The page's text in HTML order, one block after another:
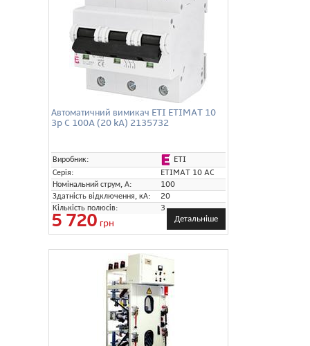
Автоматичний вимикач ETI ETIMAT 10
3p C 100A (20 kA) 2135732
Виробник:
ETI
Серія:
ETIMAT 10 AC
Номінальний струм, А:
100
Здатність відключення, кА:
20
Кількість полюсів:
3
5 720 грн Детальніше